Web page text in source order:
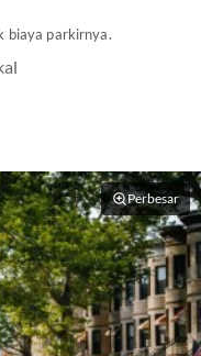
biaya parkirnya.
Perbesar